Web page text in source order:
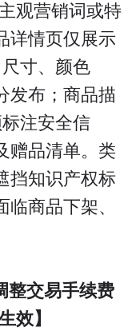
观营销词或特
详情页仅展示
寸、颜色
发布；商品描
注安全信
赠品清单。类
挡知识产权标
商品下架、
整交易手续费
效】